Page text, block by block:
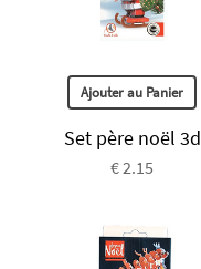
Ajouter au Panier
Set père noël 3d
€ 2.15